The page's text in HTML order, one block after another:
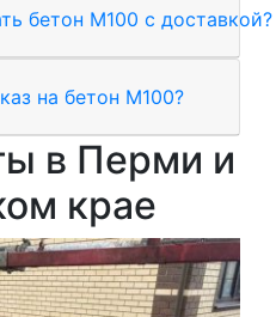
бетон М100 с доставкой?
на бетон М100?
в Перми и
крае